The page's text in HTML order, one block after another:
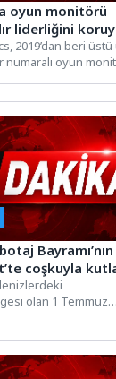
oyun monitörü
liderliğini
2019’dan beri
numaralı oyun
Bayramı’nın
coşkuyla
olan 1 Temmuz